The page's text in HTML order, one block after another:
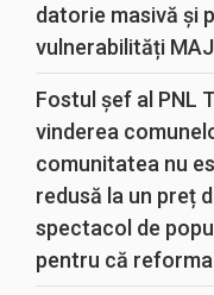
datorie masivă și
vulnerabilități
Fostul șef al PNL
vinderea
comunitatea nu
redusă la un preț
spectacol de
pentru că reforma